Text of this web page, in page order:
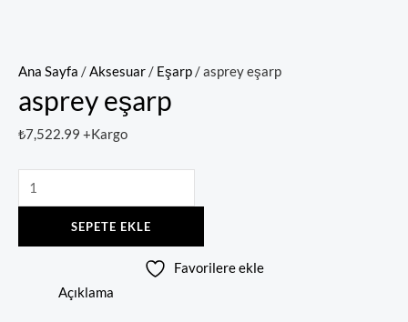
Ana Sayfa /Aksesuar/ Eşarp/ asprey eşarp
asprey eşarp
₺7,522.99 +Kargo
SEPETE EKLE
Favorilere ekle
Açıklama